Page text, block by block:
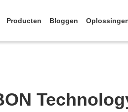
Producten Bloggen